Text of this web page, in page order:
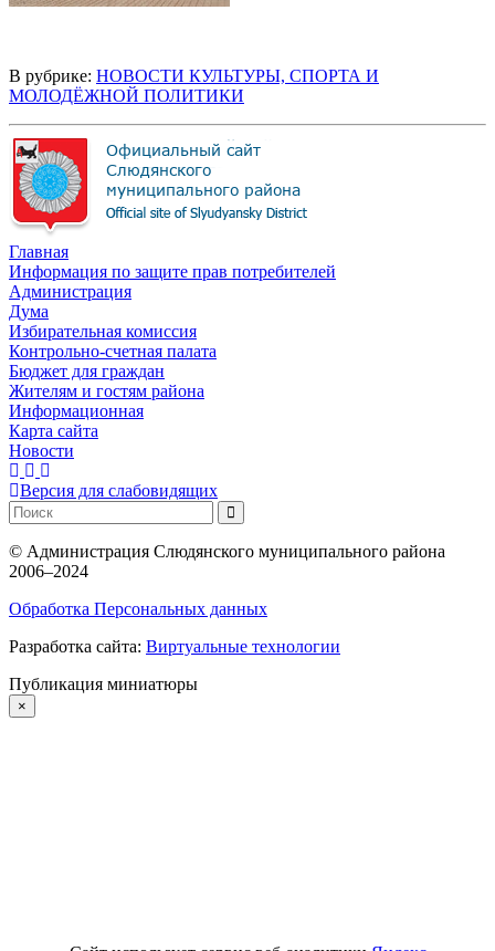
В рубрике: НОВОСТИ КУЛЬТУРЫ, СПОРТА И
МОЛОДЁЖНОЙ ПОЛИТИКИ
Главная
Информация по защите прав потребителей
Администрация
Дума
Избирательная комиссия
Контрольно-счетная палата
Бюджет для граждан
Жителям и гостям района
Информационная
Карта сайта
Новости
Версия для слабовидящих
© Администрация Слюдянского муниципального района
2006–2024
Обработка Персональных данных
Разработка сайта: Виртуальные технологии
Публикация миниатюры
×